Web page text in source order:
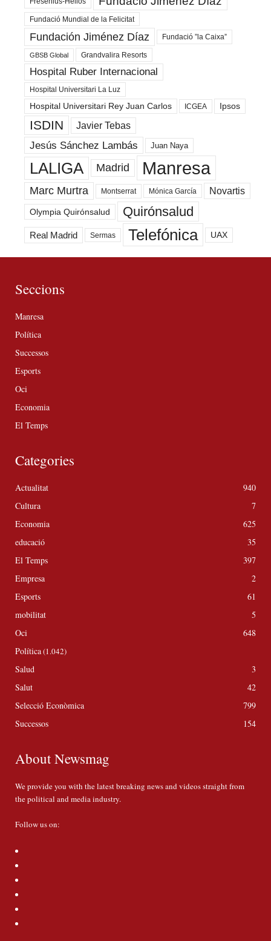
Fundació Mundial de la Felicitat
Fundación Jiménez Díaz Fundació ”la Caixa”
GBSB Global Grandvalira Resorts
Hospital Ruber Internacional
Hospital Universitari La Luz
Hospital Universitari Rey Juan Carlos ICGEA Ipsos
ISDIN Javier Tebas
Jesús Sánchez Lambás Juan Naya
LALIGA Madrid Manresa
Marc Murtra Montserrat Mónica García Novartis
Olympia Quirónsalud Quirónsalud
Real Madrid Sermas Telefónica UAX
Seccions
Manresa
Política
Successos
Esports
Oci
Economia
El Temps
Categories
Actualitat
940
Cultura
7
Economia
625
educació
35
El Temps
397
Empresa
2
Esports
61
mobilitat
5
Oci
648
Política(1.042)
Salud
3
Salut
42
Selecció Econòmica
799
Successos
154
About Newsmag
We provide you with the latest breaking news and videos straight from
the political and media industry.
Follow us on: